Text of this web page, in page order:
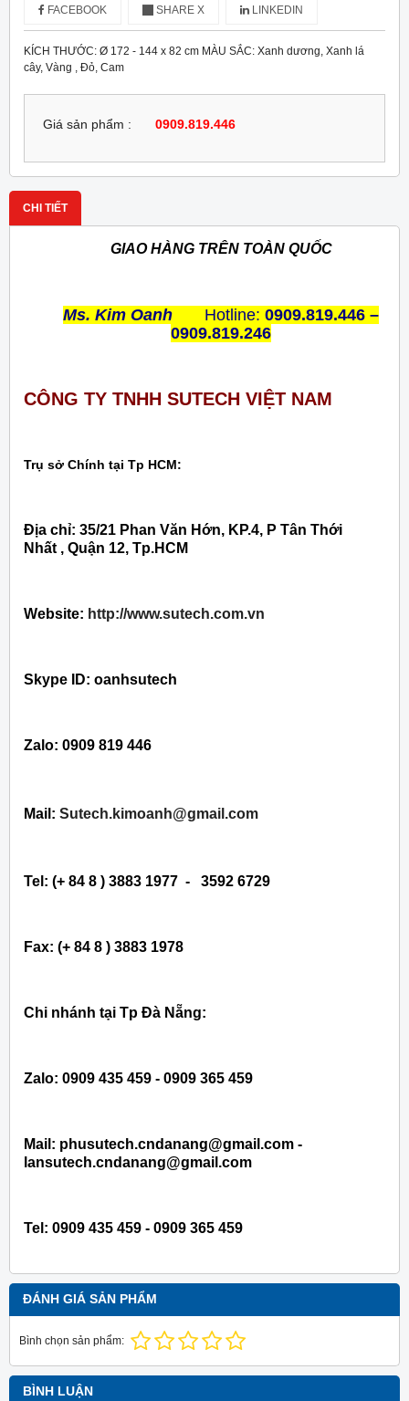
FACEBOOK SHARE X LINKEDIN
KÍCH THƯỚC: Ø 172 - 144 x 82 cm MÀU SẮC: Xanh dương, Xanh lá
cây, Vàng , Đỏ, Cam
Giá sản phẩm : 0909.819.446
CHI TIẾT
GIAO HÀNG TRÊN TOÀN QUỐC
Ms. Kim Oanh Hotline: 0909.819.446 –
0909.819.246
CÔNG TY TNHH SUTECH VIỆT NAM
Trụ sở Chính tại Tp HCM:
Địa chỉ: 35/21 Phan Văn Hớn, KP.4, P Tân Thới
Nhất , Quận 12, Tp.HCM
Website: http://www.sutech.com.vn
Skype ID: oanhsutech
Zalo: 0909 819 446
Mail: Sutech.kimoanh@gmail.com
Tel: (+ 84 8 ) 3883 1977 - 3592 6729
Fax: (+ 84 8 ) 3883 1978
Chi nhánh tại Tp Đà Nẵng:
Zalo: 0909 435 459 - 0909 365 459
Mail: phusutech.cndanang@gmail.com -
lansutech.cndanang@gmail.com
Tel: 0909 435 459 - 0909 365 459
ĐÁNH GIÁ SẢN PHẨM
Bình chọn sản phẩm:
BÌNH LUẬN